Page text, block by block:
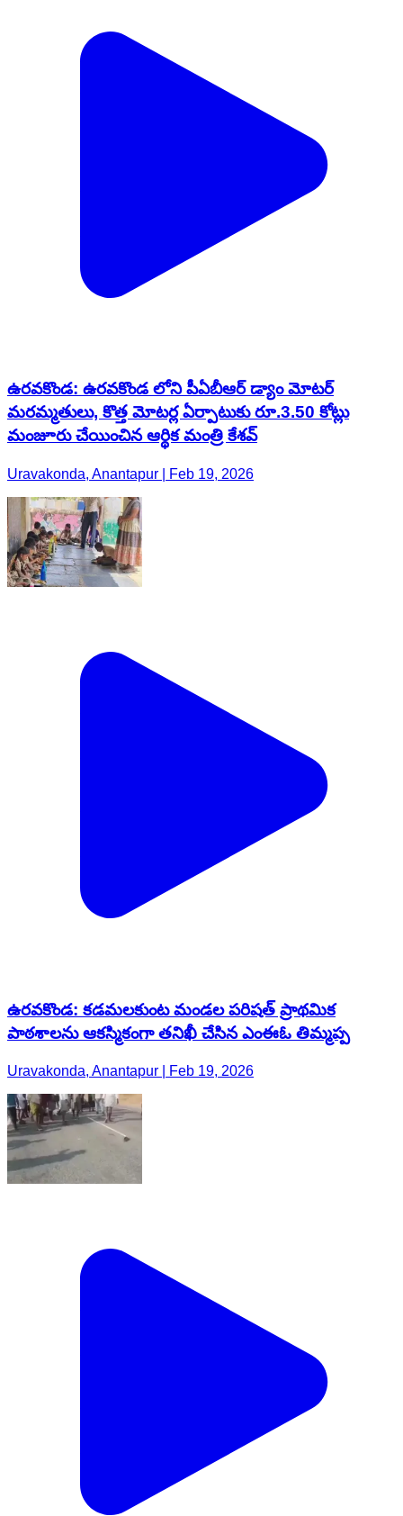
ఉరవకొండ: ఉరవకొండ లోని పీఏబీఆర్ డ్యాం మోటర్
మరమ్మతులు, కొత్త మోటర్ల ఏర్పాటుకు రూ.3.50 కోట్లు
మంజూరు చేయించిన ఆర్థిక మంత్రి కేశవ్
Uravakonda, Anantapur | Feb 19, 2026
ఉరవకొండ: కడమలకుంట మండల పరిషత్ ప్రాథమిక
పాఠశాలను ఆకస్మికంగా తనిఖీ చేసిన ఎంఈఓ తిమ్మప్ప
Uravakonda, Anantapur | Feb 19, 2026